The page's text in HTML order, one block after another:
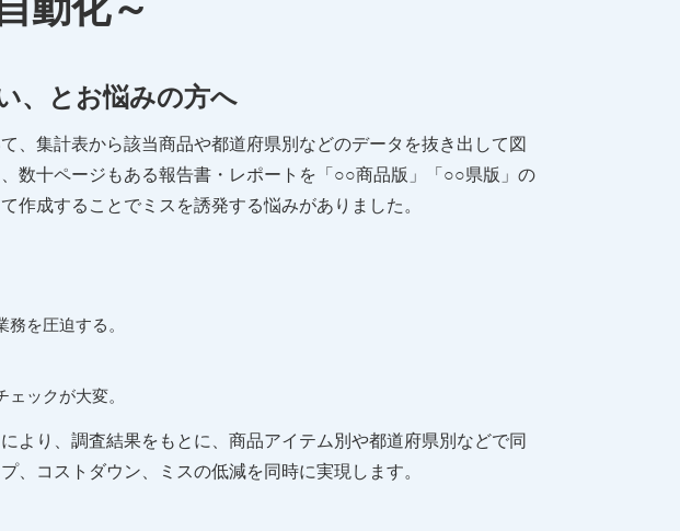
、とお悩みの方へ
、集計表から該当商品や都道府県別などのデータを抜き出して図
数十ページもある報告書・レポートを「○○商品版」「○○県版」の
成することでミスを誘発する悩みがありました。
を圧迫する。
ックが大変。
より、調査結果をもとに、商品アイテム別や都道府県別などで同
コストダウン、ミスの低減を同時に実現します。